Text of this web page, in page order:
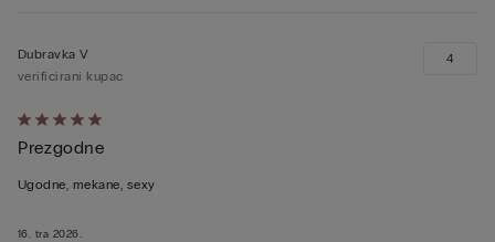
Dali
ste
ocjenu
od
16. tra 2026.
Dubravka V
verificirani kupac
Prezgodne
Ugodne, mekane, sexy
4